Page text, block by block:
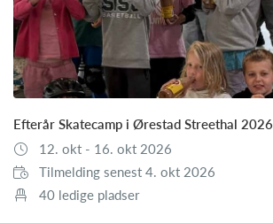
Efterår Skatecamp i Ørestad Streethal 2026
12. okt - 16. okt 2026
Tilmelding senest 4. okt 2026
40 ledige pladser